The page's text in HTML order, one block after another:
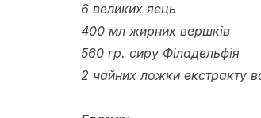
6 великих яєць
400 мл жирних вершків
560 гр. сиру Філадельфія
2 чайних ложки екстракту